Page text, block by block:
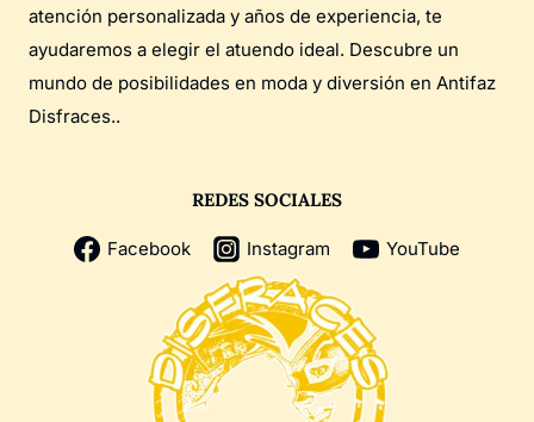
atención personalizada y años de experiencia, te
ayudaremos a elegir el atuendo ideal. Descubre un
mundo de posibilidades en moda y diversión en Antifaz
Disfraces..
REDES SOCIALES
Facebook Instagram YouTube